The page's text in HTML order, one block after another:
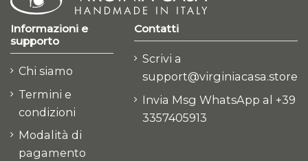
Informazioni e
supporto
Chi siamo
Termini e
condizioni
Modalità di
pagamento
Contatti
Scrivi a
support@virginiacasa.store
Invia Msg WhatsApp al +39
3357405913